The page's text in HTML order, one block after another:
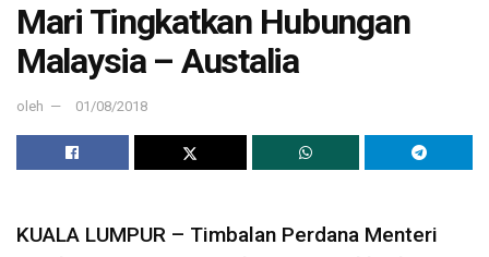
Mari Tingkatkan Hubungan
Malaysia – Austalia
oleh 01/08/2018
KUALA LUMPUR – Timbalan Perdana Menteri